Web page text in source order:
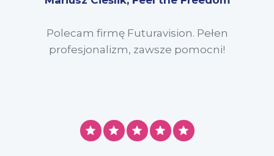
Polecam firmę Futuravision. Pełen
profesjonalizm, zawsze pomocni!